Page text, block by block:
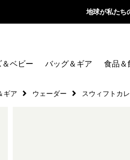
地球が私たち
ベビー バッグ＆ギア 食品＆
ギア ウェーダー スウィフトカ